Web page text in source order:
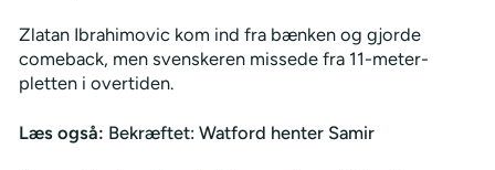
Zlatan Ibrahimovic kom ind fra bænken og gjorde
comeback, men svenskeren missede fra 11-meter-
pletten i overtiden.
Læs også: Bekræftet: Watford henter Samir